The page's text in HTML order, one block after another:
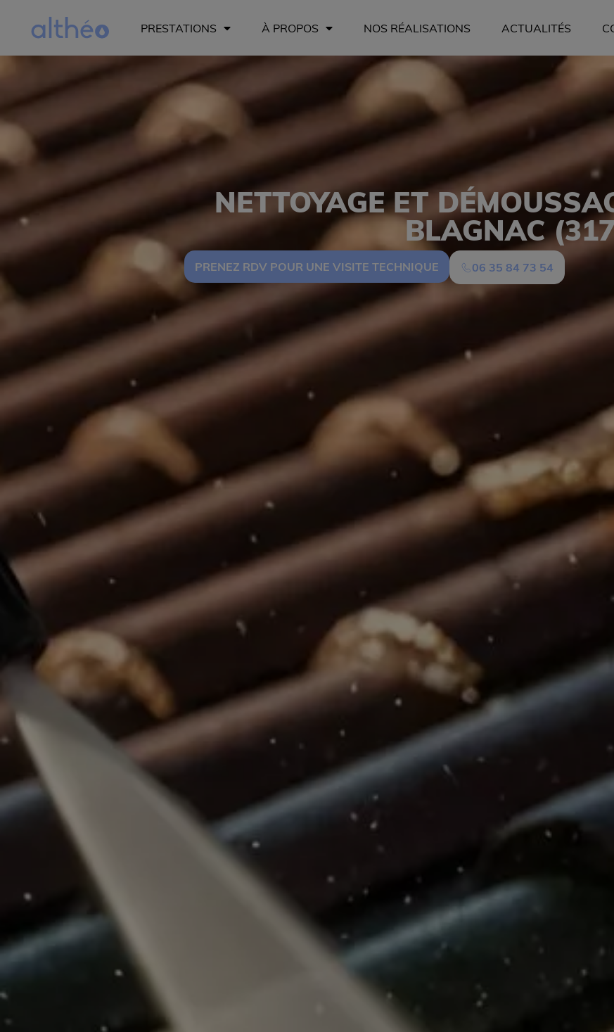
PRESTATIONS À PROPOS NOS RÉALISATIONS ACTUALITÉS
NETTOYAGE ET
BLAGNAC
PRENEZ RDV POUR UNE VISITE TECHNIQUE 06 35 84 73 54